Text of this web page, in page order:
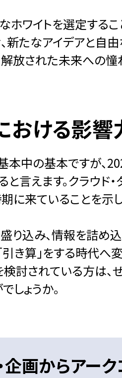
ホワイトを選定する
新たなアイデアと自
解放された未来への
おける影響
本中の基本ですが、
言えます。クラウド
に来ていることを示
り込み、情報を詰め
き算」をする時代へ
討されている方は、
しょうか。
企画からアー